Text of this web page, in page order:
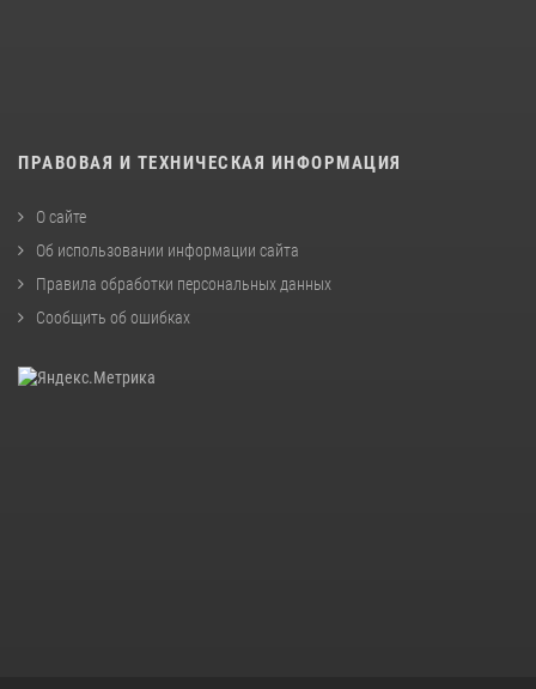
ПРАВОВАЯ И ТЕХНИЧЕСКАЯ ИНФОРМАЦИЯ
О сайте
Об использовании информации сайта
Правила обработки персональных данных
Сообщить об ошибках